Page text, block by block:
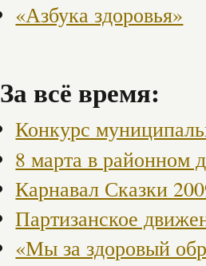
«Азбука здоровья»
За всё время:
Конкурс
8 марта в районном
Карнавал Сказки
Партизанское
«Мы за здоровый